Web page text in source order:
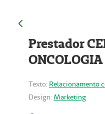
Prestador
ONCOLOGIA
Texto: Relacionamento
Design: Marketing